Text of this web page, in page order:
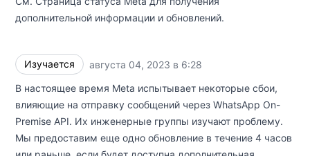
дополнительной информации и обновлений.
Изучается августа 04, 2023 в 6:28
В настоящее время Meta испытывает некоторые сбои,
влияющие на отправку сообщений через WhatsApp On-
Premise API. Их инженерные группы изучают проблему.
Мы предоставим еще одно обновление в течение 4 часов